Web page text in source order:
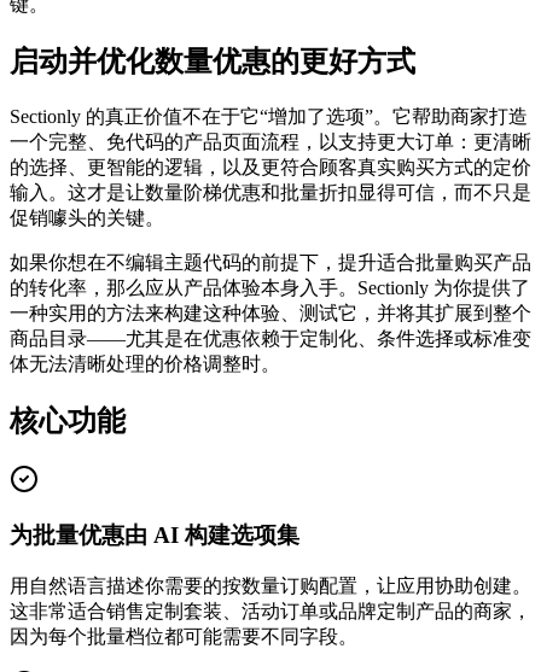
键。
启动并优化数量优惠的更好方式
Sectionly 的真正价值不在于它“增加了选项”。它帮助商家打造
一个完整、免代码的产品页面流程，以支持更大订单：更清晰
的选择、更智能的逻辑，以及更符合顾客真实购买方式的定价
输入。这才是让数量阶梯优惠和批量折扣显得可信，而不只是
促销噱头的关键。
如果你想在不编辑主题代码的前提下，提升适合批量购买产品
的转化率，那么应从产品体验本身入手。Sectionly 为你提供了
一种实用的方法来构建这种体验、测试它，并将其扩展到整个
商品目录——尤其是在优惠依赖于定制化、条件选择或标准变
体无法清晰处理的价格调整时。
核心功能
为批量优惠由 AI 构建选项集
用自然语言描述你需要的按数量订购配置，让应用协助创建。
这非常适合销售定制套装、活动订单或品牌定制产品的商家，
因为每个批量档位都可能需要不同字段。